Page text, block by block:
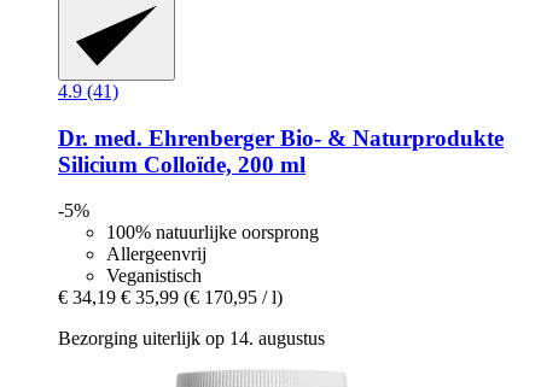
4.9 (41)
Dr. med. Ehrenberger Bio- & Naturprodukte
Silicium Colloïde, 200 ml
-5%
100% natuurlijke oorsprong
Allergeenvrij
Veganistisch
€ 34,19 € 35,99 (€ 170,95 / l)
Bezorging uiterlijk op 14. augustus